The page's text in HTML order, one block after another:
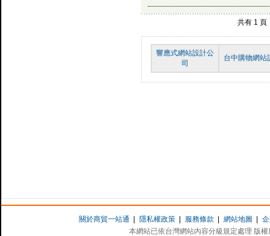
共有 1 頁
響應式網站設計公
司
台中購物網站
關於商貿一站通 隱私權政策 服務條款 網站地圖
本網站已依台灣網站內容分級規定處理 版